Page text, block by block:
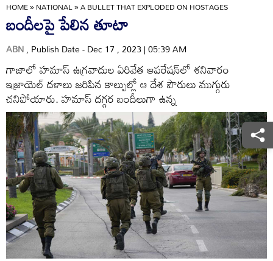
HOME»NATIONAL»A BULLET THAT EXPLODED ON HOSTAGES
బందీలపై పేలిన తూటా
ABN, Publish Date - Dec 17 , 2023 | 05:39 AM
గాజాలో హమాస్‌ ఉగ్రవాదుల ఏరివేత ఆపరేషన్‌లో శనివారం
ఇజ్రాయెల్‌ దళాలు జరిపిన కాల్పుల్లో ఆ దేశ పౌరులు ముగ్గురు
చనిపోయారు. హమాస్‌ దగ్గర బందీలుగా ఉన్న